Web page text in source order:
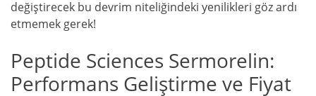
değiştirecek bu devrim niteliğindeki yenilikleri göz ardı
etmemek gerek!
Peptide Sciences Sermorelin:
Performans Geliştirme ve Fiyat